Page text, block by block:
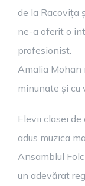
de la Racovița
ne-a oferit o
profesionist.
Amalia Mohan
minunate și cu
Elevii clasei de
adus muzica
Ansamblul
un adevărat